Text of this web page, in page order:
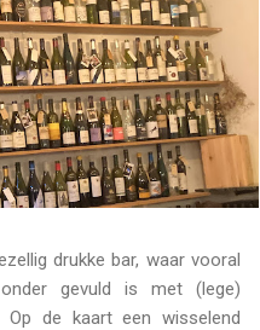
drukke bar, waar vooral
gevuld is met (lege)
de kaart een wisselend